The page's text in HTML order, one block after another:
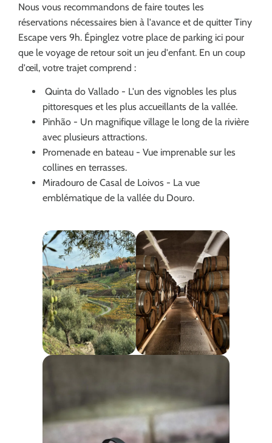
Nous vous recommandons de faire toutes les
réservations nécessaires bien à l'avance et de quitter Tiny
Escape vers 9h. Épinglez votre place de parking ici pour
que le voyage de retour soit un jeu d'enfant. En un coup
d'œil, votre trajet comprend :
Quinta do Vallado - L'un des vignobles les plus
pittoresques et les plus accueillants de la vallée.
Pinhão - Un magnifique village le long de la rivière
avec plusieurs attractions.
Promenade en bateau - Vue imprenable sur les
collines en terrasses.
Miradouro de Casal de Loivos - La vue
emblématique de la vallée du Douro.